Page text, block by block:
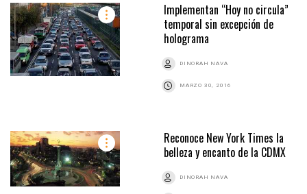
Implementan “Hoy no circula”
temporal sin excepción de
holograma
DINORAH NAVA
MARZO 30, 2016
Reconoce New York Times la
belleza y encanto de la CDMX
DINORAH NAVA